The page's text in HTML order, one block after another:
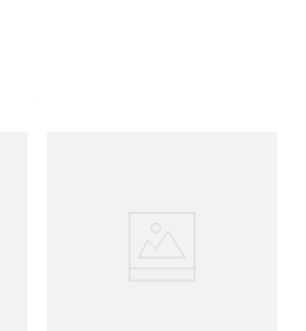
magra. É uma excelente
pós-treino ou para um café